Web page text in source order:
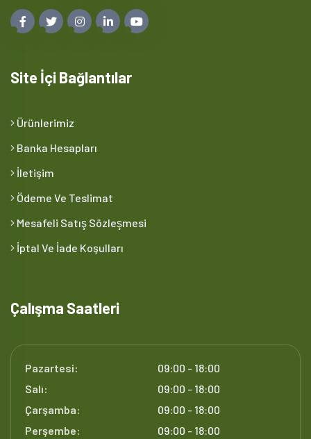
Site İçi Bağlantılar
Ürünlerimiz
Banka Hesapları
İletişim
Ödeme Ve Teslimat
Mesafeli Satış Sözleşmesi
İptal Ve İade Koşulları
Çalışma Saatleri
Pazartesi:
09:00 - 18:00
Salı:
09:00 - 18:00
Çarşamba:
09:00 - 18:00
Perşembe:
09:00 - 18:00